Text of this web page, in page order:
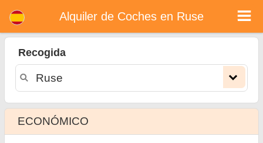
Alquiler de Coches en Ruse
Recogida
ECONÓMICO